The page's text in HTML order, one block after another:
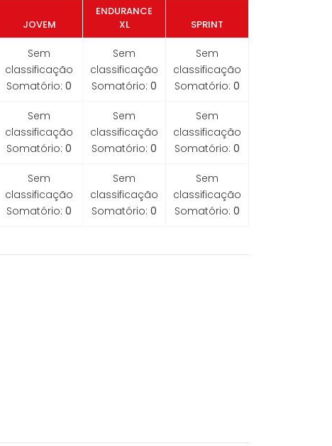
JOVEM
ENDURANCE
XL
SPRINT
Sem
classificação
Somatório: 0
Sem
classificação
Somatório: 0
Sem
classificação
Somatório: 0
Sem
classificação
Somatório: 0
Sem
classificação
Somatório: 0
Sem
classificação
Somatório: 0
Sem
classificação
Somatório: 0
Sem
classificação
Somatório: 0
Sem
classificação
Somatório: 0